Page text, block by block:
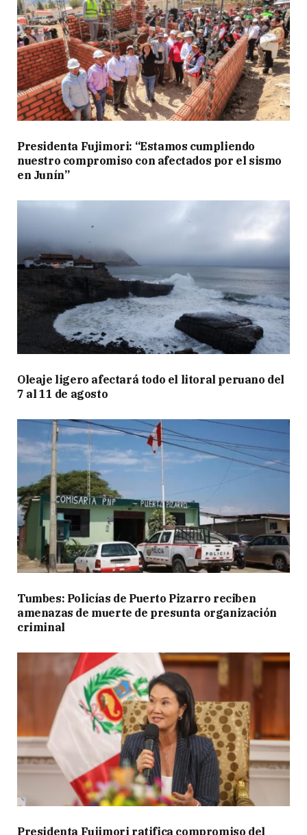
Presidenta Fujimori: “Estamos cumpliendo
nuestro compromiso con afectados por el sismo
en Junín”
Oleaje ligero afectará todo el litoral peruano del
7 al 11 de agosto
Tumbes: Policías de Puerto Pizarro reciben
amenazas de muerte de presunta organización
criminal
Presidenta Fujimori ratifica compromiso del